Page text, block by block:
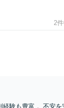
2
経験も豊富 。不安を